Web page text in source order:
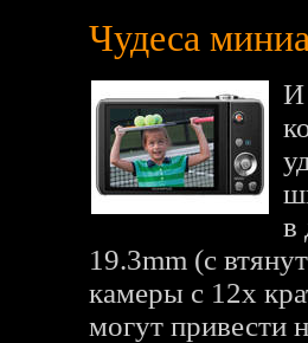
Чудеса
И
в
19.3mm (с
камеры с 12x
могут привести